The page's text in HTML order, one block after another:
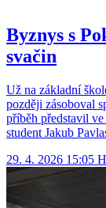
Byznys s
svačin
Už na základní
později zásoboval
příběh představil
student Jakub
29. 4. 2026 15:05